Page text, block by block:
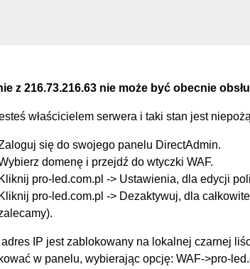
z 216.73.216.63 nie może być obecnie
właścicielem serwera i taki stan jest
się do swojego panelu DirectAdmin.
domenę i przejdź do wtyczki WAF.
Kliknij pro-led.com.pl -> Ustawienia, dla edycji
Kliknij pro-led.com.pl -> Dezaktywuj, dla
IP jest zablokowany na lokalnej czarnej
w panelu, wybierając opcję: WAF->pro-